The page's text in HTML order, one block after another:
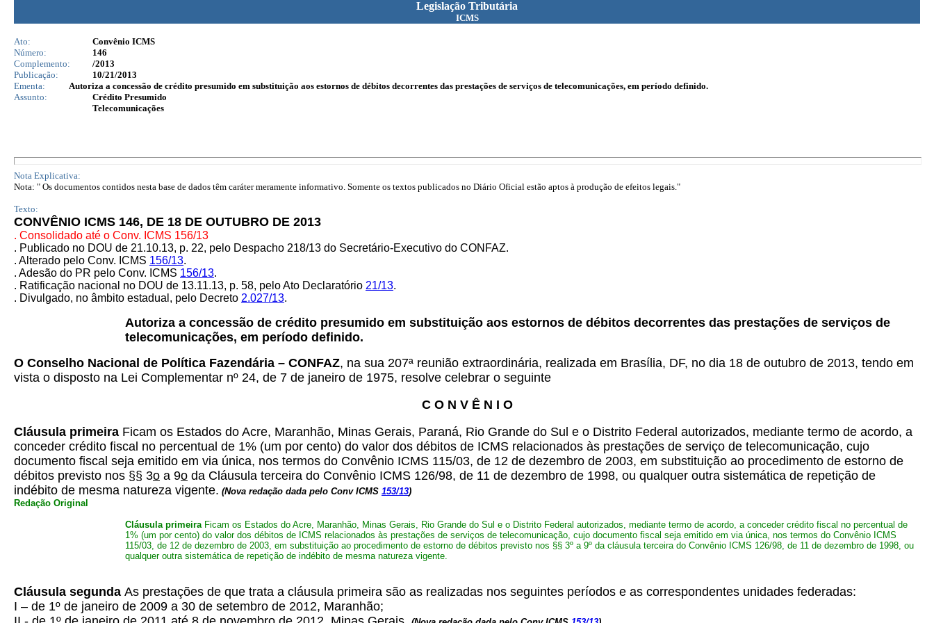
Legislação Tributária
ICMS
Ato:
Convênio ICMS
Número:
146
Complemento:
/2013
Publicação:
10/21/2013
Ementa:
Autoriza a concessão de crédito presumido em substituição aos estornos de débitos decorrentes das prestações de serviços de telecomunicações, em período definido.
Assunto:
Crédito Presumido
Telecomunicações
Nota Explicativa:
Nota: " Os documentos contidos nesta base de dados têm caráter meramente informativo. Somente os textos publicados no Diário Oficial estão aptos à produção de efeitos legais."
Texto:
CONVÊNIO ICMS 146, DE 18 DE OUTUBRO DE 2013
. Consolidado até o Conv. ICMS 156/13
. Publicado no DOU de 21.10.13, p. 22, pelo Despacho 218/13 do Secretário-Executivo do CONFAZ.
. Alterado pelo Conv. ICMS 156/13.
. Adesão do PR pelo Conv. ICMS 156/13.
. Ratificação nacional no DOU de 13.11.13, p. 58, pelo Ato Declaratório 21/13.
. Divulgado, no âmbito estadual, pelo Decreto 2.027/13.
Autoriza a concessão de crédito presumido em substituição aos estornos de débitos decorrentes das prestações de serviços de
telecomunicações, em período definido.
O Conselho Nacional de Política Fazendária – CONFAZ, na sua 207ª reunião extraordinária, realizada em Brasília, DF, no dia 18 de outubro de 2013, tendo em
vista o disposto na Lei Complementar nº 24, de 7 de janeiro de 1975, resolve celebrar o seguinte
C O N V Ê N I O
Cláusula primeira Ficam os Estados do Acre, Maranhão, Minas Gerais, Paraná, Rio Grande do Sul e o Distrito Federal autorizados, mediante termo de acordo, a
conceder crédito fiscal no percentual de 1% (um por cento) do valor dos débitos de ICMS relacionados às prestações de serviço de telecomunicação, cujo
documento fiscal seja emitido em via única, nos termos do Convênio ICMS 115/03, de 12 de dezembro de 2003, em substituição ao procedimento de estorno de
débitos previsto nos §§ 3o a 9o da Cláusula terceira do Convênio ICMS 126/98, de 11 de dezembro de 1998, ou qualquer outra sistemática de repetição de
indébito de mesma natureza vigente. (Nova redação dada pelo Conv ICMS 153/13)
Redação Original
Cláusula primeiraFicam os Estados do Acre, Maranhão, Minas Gerais, Rio Grande do Sul e o Distrito Federal autorizados, mediante termo de acordo, a conceder crédito fiscal no percentual de
1% (um por cento) do valor dos débitos de ICMS relacionados às prestações de serviços de telecomunicação, cujo documento fiscal seja emitido em via única, nos termos do Convênio ICMS
115/03, de 12 de dezembro de 2003, em substituição ao procedimento de estorno de débitos previsto nos §§ 3º a 9º da cláusula terceira do Convênio ICMS 126/98, de 11 de dezembro de 1998, ou
qualquer outra sistemática de repetição de indébito de mesma natureza vigente.
Cláusula segunda As prestações de que trata a cláusula primeira são as realizadas nos seguintes períodos e as correspondentes unidades federadas:
I – de 1º de janeiro de 2009 a 30 de setembro de 2012, Maranhão;